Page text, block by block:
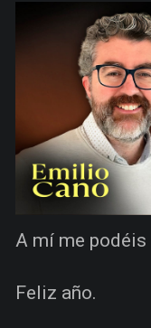
A mí me podéis
Feliz año.